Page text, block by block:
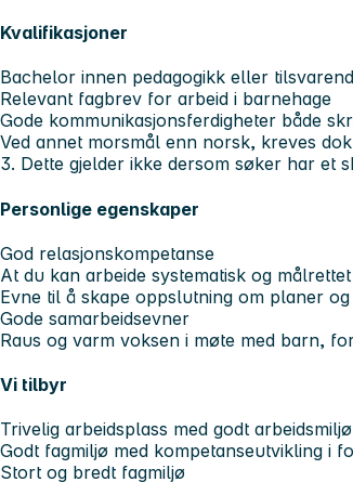
Kvalifikasjoner
Bachelor innen pedagogikk eller
Relevant fagbrev for arbeid i barnehage
Gode kommunikasjonsferdigheter både
Ved annet morsmål enn norsk, kreves
3. Dette gjelder ikke dersom søker har et
Personlige egenskaper
God relasjonskompetanse
At du kan arbeide systematisk og målrettet
Evne til å skape oppslutning om planer og
Gode samarbeidsevner
Raus og varm voksen i møte med barn,
Vi tilbyr
Trivelig arbeidsplass med godt
Godt fagmiljø med kompetanseutvikling i
Stort og bredt fagmiljø